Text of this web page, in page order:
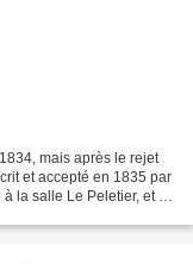
mais après le rejet
et accepté en 1835 par
la salle Le Peletier, et fut